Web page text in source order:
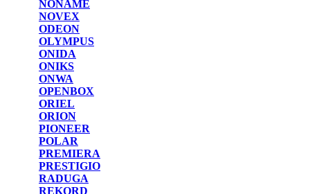
NONAME
NOVEX
ODEON
OLYMPUS
ONIDA
ONIKS
ONWA
OPENBOX
ORIEL
ORION
PIONEER
POLAR
PREMIERA
PRESTIGIO
RADUGA
REKORD